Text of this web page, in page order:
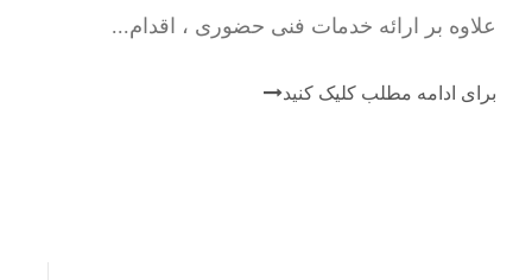
علاوه بر ارائه خدمات فنی حضوری ، اقدام...
برای ادامه مطلب کلیک کنید